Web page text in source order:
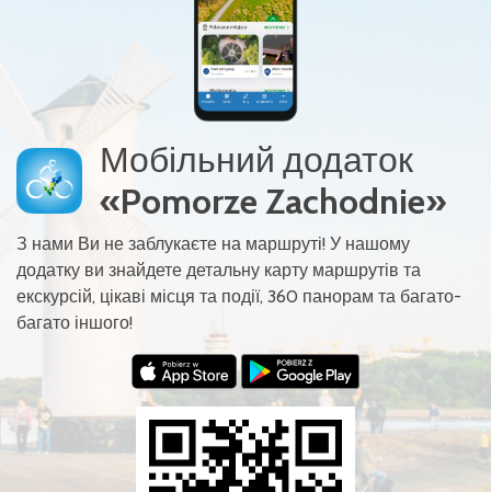
Мобільний додаток
«Pomorze Zachodnie»
З нами Ви не заблукаєте на маршруті! У нашому
додатку ви знайдете детальну карту маршрутів та
екскурсій, цікаві місця та події, 360 панорам та багато-
багато іншого!